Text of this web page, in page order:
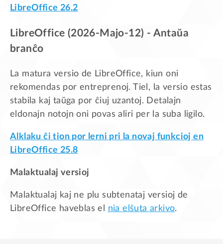
LibreOffice 26.2
LibreOffice (2026-Majo-12) - Antaŭa
branĉo
La matura versio de LibreOffice, kiun oni
rekomendas por entreprenoj. Tiel, la versio estas
stabila kaj taŭga por ĉiuj uzantoj. Detalajn
eldonajn notojn oni povas aliri per la suba ligilo.
Alklaku ĉi tion por lerni pri la novaj funkcioj en
LibreOffice 25.8
Malaktualaj versioj
Malaktualaj kaj ne plu subtenataj versioj de
LibreOffice haveblas el nia elŝuta arkivo.